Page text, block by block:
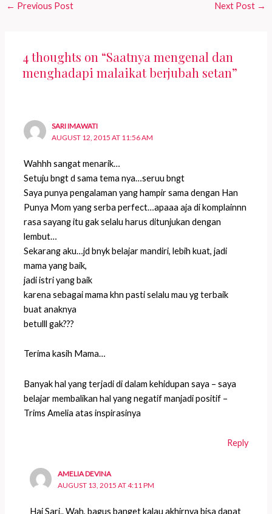
← Previous Post Next Post →
4 thoughts on “Saatnya mengenal dan
menghadapi malaikat berjubah setan”
SARI IMAWATI
AUGUST 12, 2015 AT 11:56 AM
Wahhh sangat menarik…
Setuju bngt d sama tema nya…seruu bngt
Saya punya pengalaman yang hampir sama dengan Han
Punya Mom yang serba perfect…apaaa aja di komplainnn
rasa sayang itu gak selalu harus ditunjukan dengan
lembut…
Sekarang aku…jd bnyk belajar mandiri, lebih kuat, jadi
mama yang baik,
jadi istri yang baik
karena sebagai mama khn pasti selalu mau yg terbaik
buat anaknya
betulll gak???
Terima kasih Mama…
Banyak hal yang terjadi di dalam kehidupan saya – saya
belajar membalikan hal yang negatif manjadi positif –
Trims Amelia atas inspirasinya
Reply
AMELIA DEVINA
AUGUST 13, 2015 AT 4:11 PM
Hai Sari.. Wah, bagus banget kalau akhirnya bisa dapat